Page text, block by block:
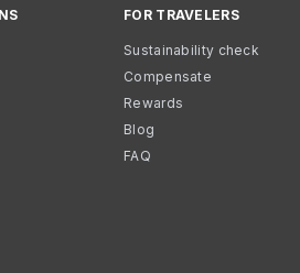
FOR TRAVELERS
Sustainability check
Compensate
Rewards
Blog
FAQ